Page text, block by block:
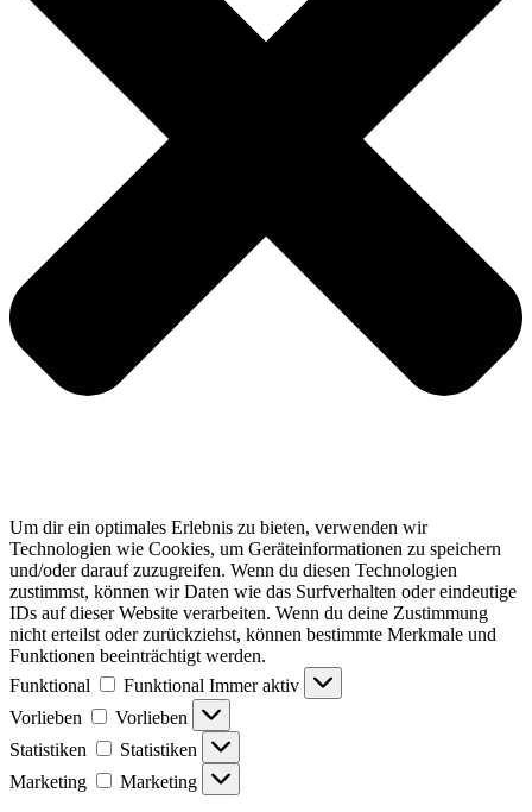
Um dir ein optimales Erlebnis zu bieten, verwenden wir
Technologien wie Cookies, um Geräteinformationen zu speichern
und/oder darauf zuzugreifen. Wenn du diesen Technologien
zustimmst, können wir Daten wie das Surfverhalten oder eindeutige
IDs auf dieser Website verarbeiten. Wenn du deine Zustimmung
nicht erteilst oder zurückziehst, können bestimmte Merkmale und
Funktionen beeinträchtigt werden.
Funktional
Funktional Immer aktiv
Vorlieben
Vorlieben
Statistiken
Statistiken
Marketing
Marketing